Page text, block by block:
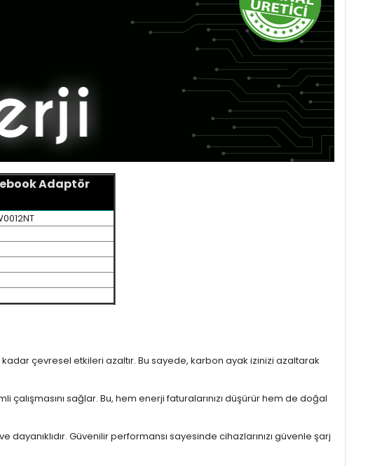
Adaptör
çevresel etkileri azaltır. Bu sayede, karbon ayak izinizi azaltarak
sağlar. Bu, hem enerji faturalarınızı düşürür hem de doğal
Güvenilir performansı sayesinde cihazlarınızı güvenle şarj